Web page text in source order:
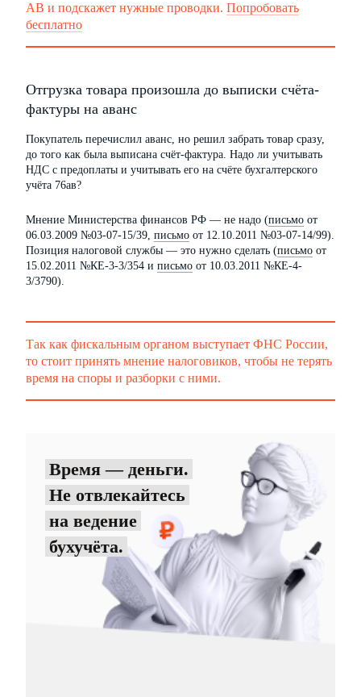
АВ и подскажет нужные проводки. Попробовать
бесплатно
Отгрузка товара произошла до выписки счёта-
фактуры на аванс
Покупатель перечислил аванс, но решил забрать товар сразу,
до того как была выписана счёт-фактура. Надо ли учитывать
НДС с предоплаты и учитывать его на счёте бухгалтерского
учёта 76ав?
Мнение Министерства финансов РФ — не надо (письмо от
06.03.2009 №03-07-15/39, письмо от 12.10.2011 №03-07-14/99).
Позиция налоговой службы — это нужно сделать (письмо от
15.02.2011 №КЕ-3-3/354 и письмо от 10.03.2011 №КЕ-4-
3/3790).
Так как фискальным органом выступает ФНС России,
то стоит принять мнение налоговиков, чтобы не терять
время на споры и разборки с ними.
Время — деньги.
Не отвлекайтесь
на ведение
бухучёта.